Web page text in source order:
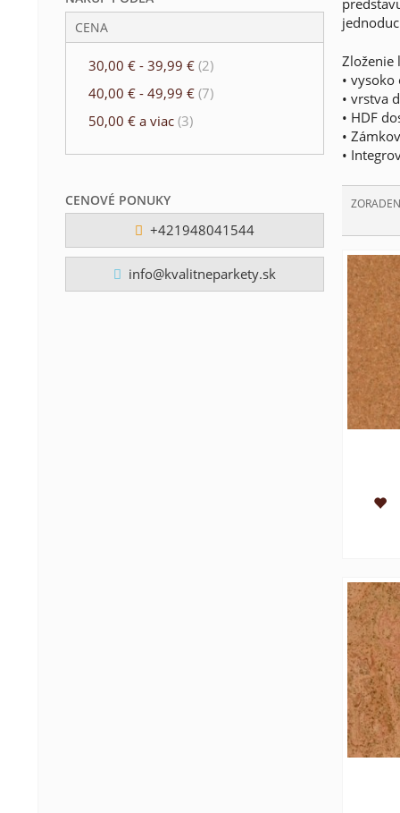
CENA
30,00 € - 39,99 € (2)
40,00 € - 49,99 € (7)
50,00 € a viac (3)
Zloženie
•
• vrstva
• HDF
•
•
CENOVÉ PONUKY
+421948041544
info@kvalitneparkety.sk